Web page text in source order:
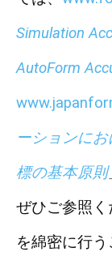
Simulation
AutoForm
ーションに
標の基本原則
ぜひご参照
を綿密に行